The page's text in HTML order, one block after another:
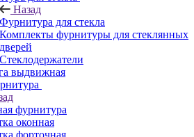
Назад
Фурнитура для стекла
Комплекты фурнитуры для стеклянных
дверей
Стеклодержатели
выдвижная
фурнитура
оконная
форточная